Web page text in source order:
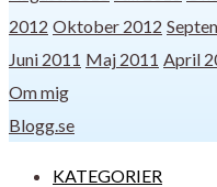
2012 Oktober 2012
Juni 2011 Maj 2011 April
Om mig
Blogg.se
KATEGORIER